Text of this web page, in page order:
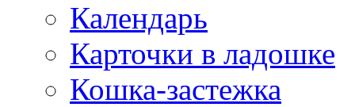
Календарь
Карточки в ладошке
Кошка-застежка